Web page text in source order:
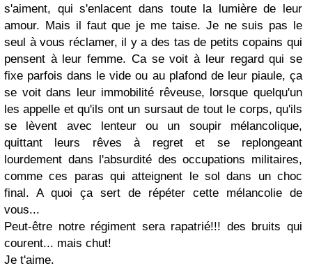
s'aiment, qui s'enlacent dans toute la lumière de leur
amour. Mais il faut que je me taise. Je ne suis pas le
seul à vous réclamer, il y a des tas de petits copains qui
pensent à leur femme. Ca se voit à leur regard qui se
fixe parfois dans le vide ou au plafond de leur piaule, ça
se voit dans leur immobilité rêveuse, lorsque quelqu'un
les appelle et qu'ils ont un sursaut de tout le corps, qu'ils
se lèvent avec lenteur ou un soupir mélancolique,
quittant leurs rêves à regret et se replongeant
lourdement dans l'absurdité des occupations militaires,
comme ces paras qui atteignent le sol dans un choc
final. A quoi ça sert de répéter cette mélancolie de
vous...
Peut-être notre régiment sera rapatrié!!! des bruits qui
courent... mais chut!
Je t'aime.